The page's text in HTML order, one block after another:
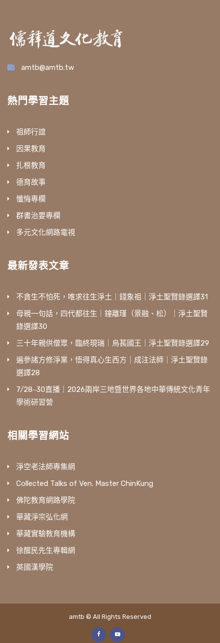
amtb@amtb.tw
熱門學習主題
祖師行誼
因果教育
扎根教育
德育故事
懺悔專欄
群書治要專欄
多元文化網路電視
最新發表文章
不貪生不怕死，唯求往生淨土｜錢象祖｜淨土聖賢錄選譯31
母親一句話，四代都往生｜鐘離瑾（景融、松）｜淨土聖賢
錄選譯30
三十年親供僧眾，臨終現瑞｜烏萇國王｜淨土聖賢錄選譯29
遍參諸方修淨業，悟得真心生西方｜成注法師｜淨土聖賢錄
選譯28
7/28‒30直播｜2026兩岸三地暨世界各地中華傳統文化青年
學術研習營
相關學習網站
淨空老法師專集網
Collected Talks of Ven. Master ChinKung
佛陀教育網路學院
華藏淨宗弘化網
華藏實驗教育機構
徐醒民先生專輯網
英國漢學院
amtb © All Rights Reserved